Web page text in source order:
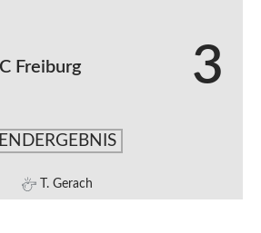
Freiburg 3
ENDERGEBNIS
T. Gerach